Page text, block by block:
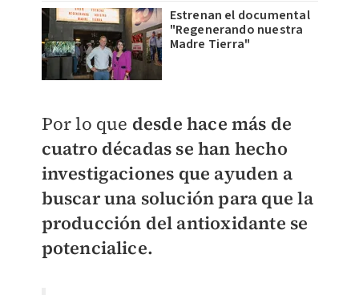
Estrenan el documental
"Regenerando nuestra
Madre Tierra"
Por lo que desde hace más de
cuatro décadas se han hecho
investigaciones que ayuden a
buscar una solución para que la
producción del antioxidante se
potencialice.